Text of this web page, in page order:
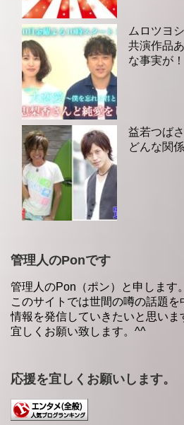
ムロツヨ
共演作品
な事実が！
益若つば
どんな関
管理人のPonです
管理人のPon（ポン）と申します。
このサイトでは世間の噂の話題を
情報を発信していきたいと思いま
宜しくお願い致します。^^
応援を宜しくお願いします。